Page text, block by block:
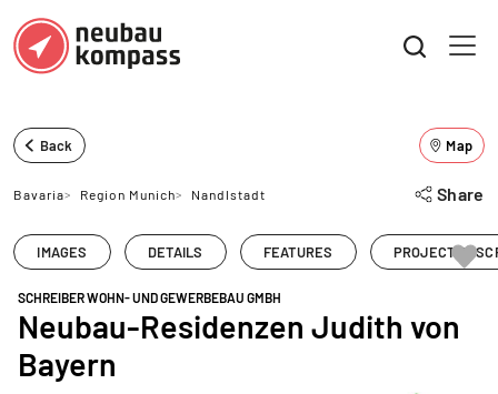
Back Map
Bavaria> Region Munich> Nandlstadt Share
IMAGES DETAILS FEATURES PROJECT
SCHREIBER WOHN- UND GEWERBEBAU GMBH
Neubau-Residenzen Judith von
Bayern